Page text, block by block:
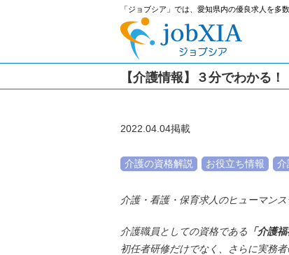
「ジョブシア」では、愛知県内の優良求人を多
【介護情報】３分でわかる
2022.04.04掲載
介護の資格解説 お役立ち情報 介
介護・看護・保育求人のヒューマンス
介護職員としての資格である 「介護
初任者研修だけでなく、さらに実務